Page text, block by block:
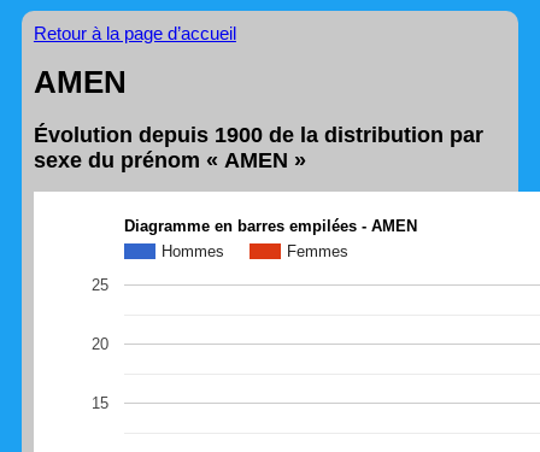
Retour à la page d’accueil
AMEN
Évolution depuis 1900 de la distribution par
sexe du prénom « AMEN »
Diagramme en barres empilées - AMEN
Hommes
Femmes
15
20
25